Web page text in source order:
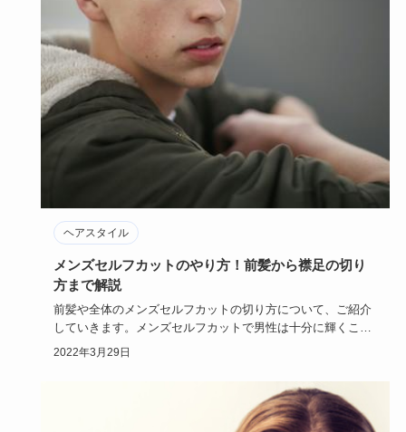
ヘアスタイル
メンズセルフカットのやり方！前髪から襟足の切り
方まで解説
前髪や全体のメンズセルフカットの切り方について、ご紹介
していきます。メンズセルフカットで男性は十分に輝くこと
ができます。美…
2022年3月29日